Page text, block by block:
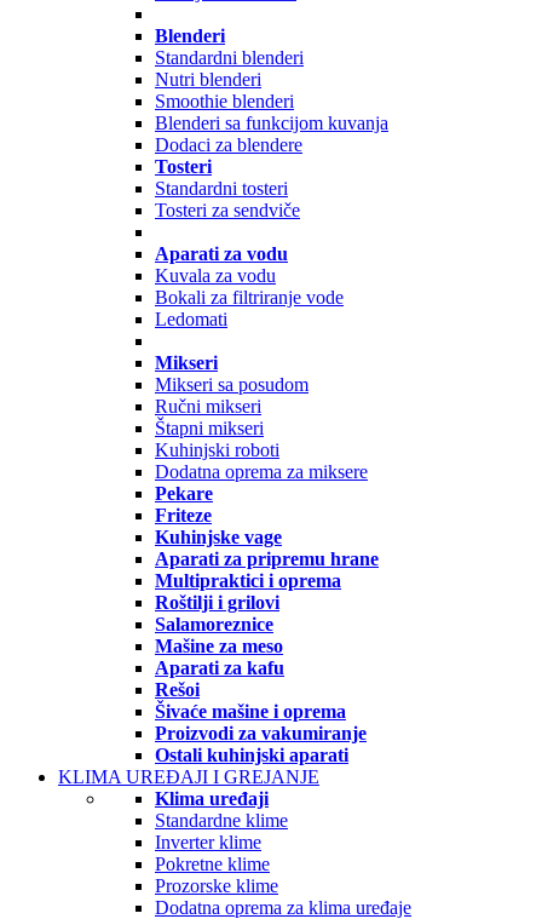
Blenderi
Standardni blenderi
Nutri blenderi
Smoothie blenderi
Blenderi sa funkcijom kuvanja
Dodaci za blendere
Tosteri
Standardni tosteri
Tosteri za sendviče
Aparati za vodu
Kuvala za vodu
Bokali za filtriranje vode
Ledomati
Mikseri
Mikseri sa posudom
Ručni mikseri
Štapni mikseri
Kuhinjski roboti
Dodatna oprema za miksere
Pekare
Friteze
Kuhinjske vage
Aparati za pripremu hrane
Multipraktici i oprema
Roštilji i grilovi
Salamoreznice
Mašine za meso
Aparati za kafu
Rešoi
Šivaće mašine i oprema
Proizvodi za vakumiranje
Ostali kuhinjski aparati
KLIMA UREĐAJI I GREJANJE
Klima uređaji
Standardne klime
Inverter klime
Pokretne klime
Prozorske klime
Dodatna oprema za klima uređaje